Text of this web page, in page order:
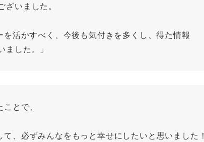
いました。
活かすべく、今後も気付きを多くし、得た情報
した。」
とで、
、必ずみんなをもっと幸せにしたいと思いました！